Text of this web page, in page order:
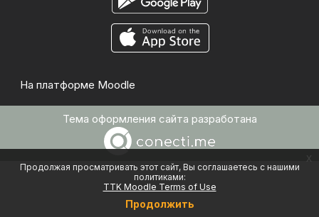
Продолжая просматривать этот сайт, Вы соглашаетесь с нашими
политиками:
TTK Moodle Terms of Use
Продолжить
x
На платформе Moodle
Тема оформления сайта разработана